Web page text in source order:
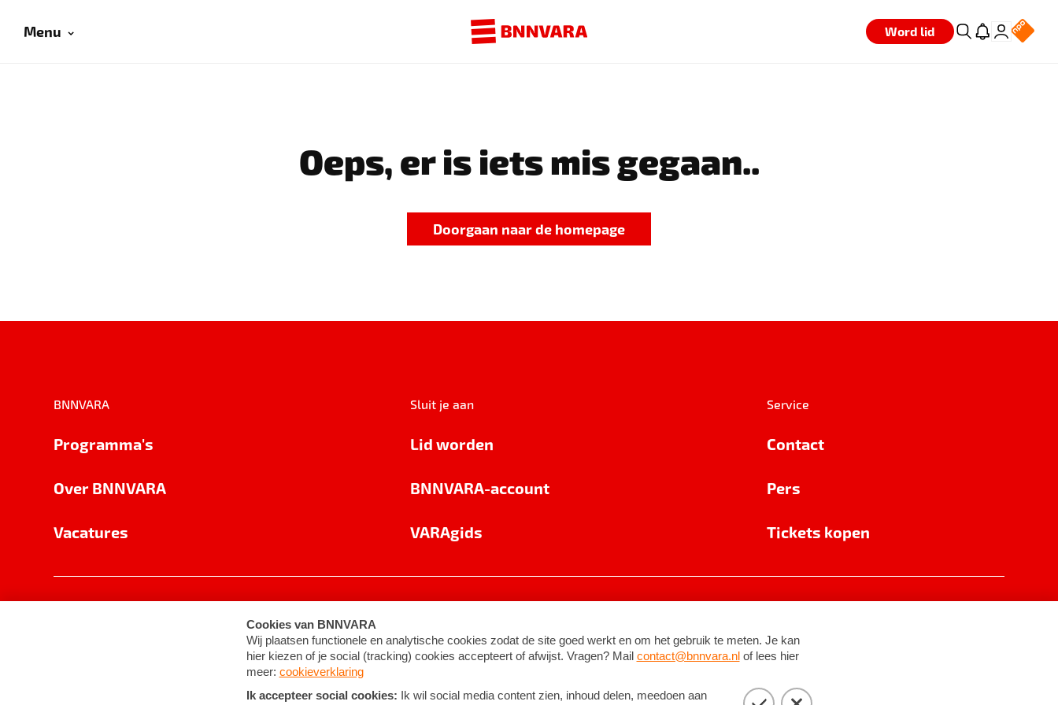
Menu Word lid
Oeps, er is iets mis gegaan..
Doorgaan naar de homepage
BNNVARA
Programma's
Over BNNVARA
Vacatures
Sluit je aan
Lid worden
BNNVARA-account
VARAgids
Service
Contact
Pers
Tickets kopen
Cookie-instellingen Algemene voorwaarden ©2026BNNVARA